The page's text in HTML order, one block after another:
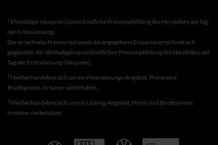
1 Ehemaliger Neupreis (Unverbindliche Preisempfehlung des Herstellers am Tag
der Erstzulassung).
Der errechnete Preisvorteil sowie die angegebene Ersparnis errechnet sich
gegenüber der ehemaligen unverbindlichen Preisempfehlung des Herstellers am
Tag der Erstzulassung (Neupreis).
2 Hierbei handelt es sich um ein Finanzierungs-Angebot. Preise sind
Bruttopreise. Irrtümer vorbehalten.
3 Hierbei handelt es sich um ein Leasing-Angebot. Preise sind Bruttopreise.
Irrtümer vorbehalten.